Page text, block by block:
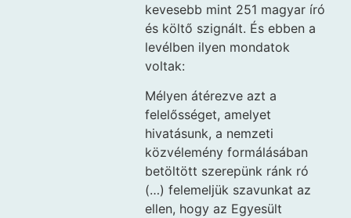
kevesebb mint 251 magyar író
és költő szignált. És ebben a
levélben ilyen mondatok
voltak:
Mélyen átérezve azt a
felelősséget, amelyet
hivatásunk, a nemzeti
közvélemény formálásában
betöltött szerepünk ránk ró
(…) felemeljük szavunkat az
ellen, hogy az Egyesült